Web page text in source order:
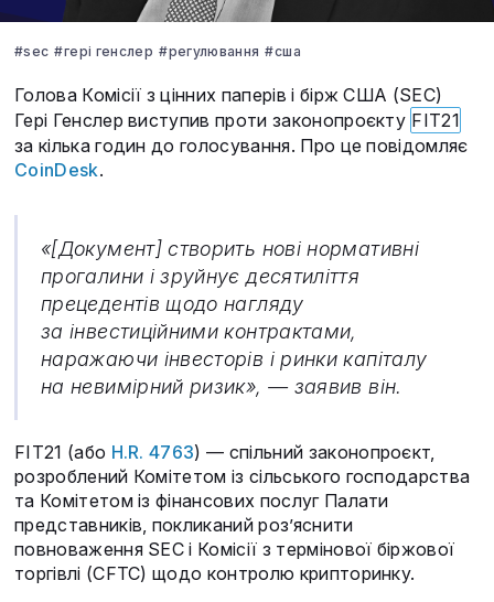
#sec #гері генслер #регулювання #сша
Голова Комісії з цінних паперів і бірж США (SEC)
Гері Генслер виступив проти законопроєкту FIT21
за кілька годин до голосування. Про це повідомляє
CoinDesk.
«[Документ] створить нові нормативні
прогалини і зруйнує десятиліття
прецедентів щодо нагляду
за інвестиційними контрактами,
наражаючи інвесторів і ринки капіталу
на невимірний ризик», — заявив він.
FIT21 (або H.R. 4763) — спільний законопроєкт,
розроблений Комітетом із сільського господарства
та Комітетом із фінансових послуг Палати
представників, покликаний роз’яснити
повноваження SEC і Комісії з термінової біржової
торгівлі (CFTC) щодо контролю крипторинку.